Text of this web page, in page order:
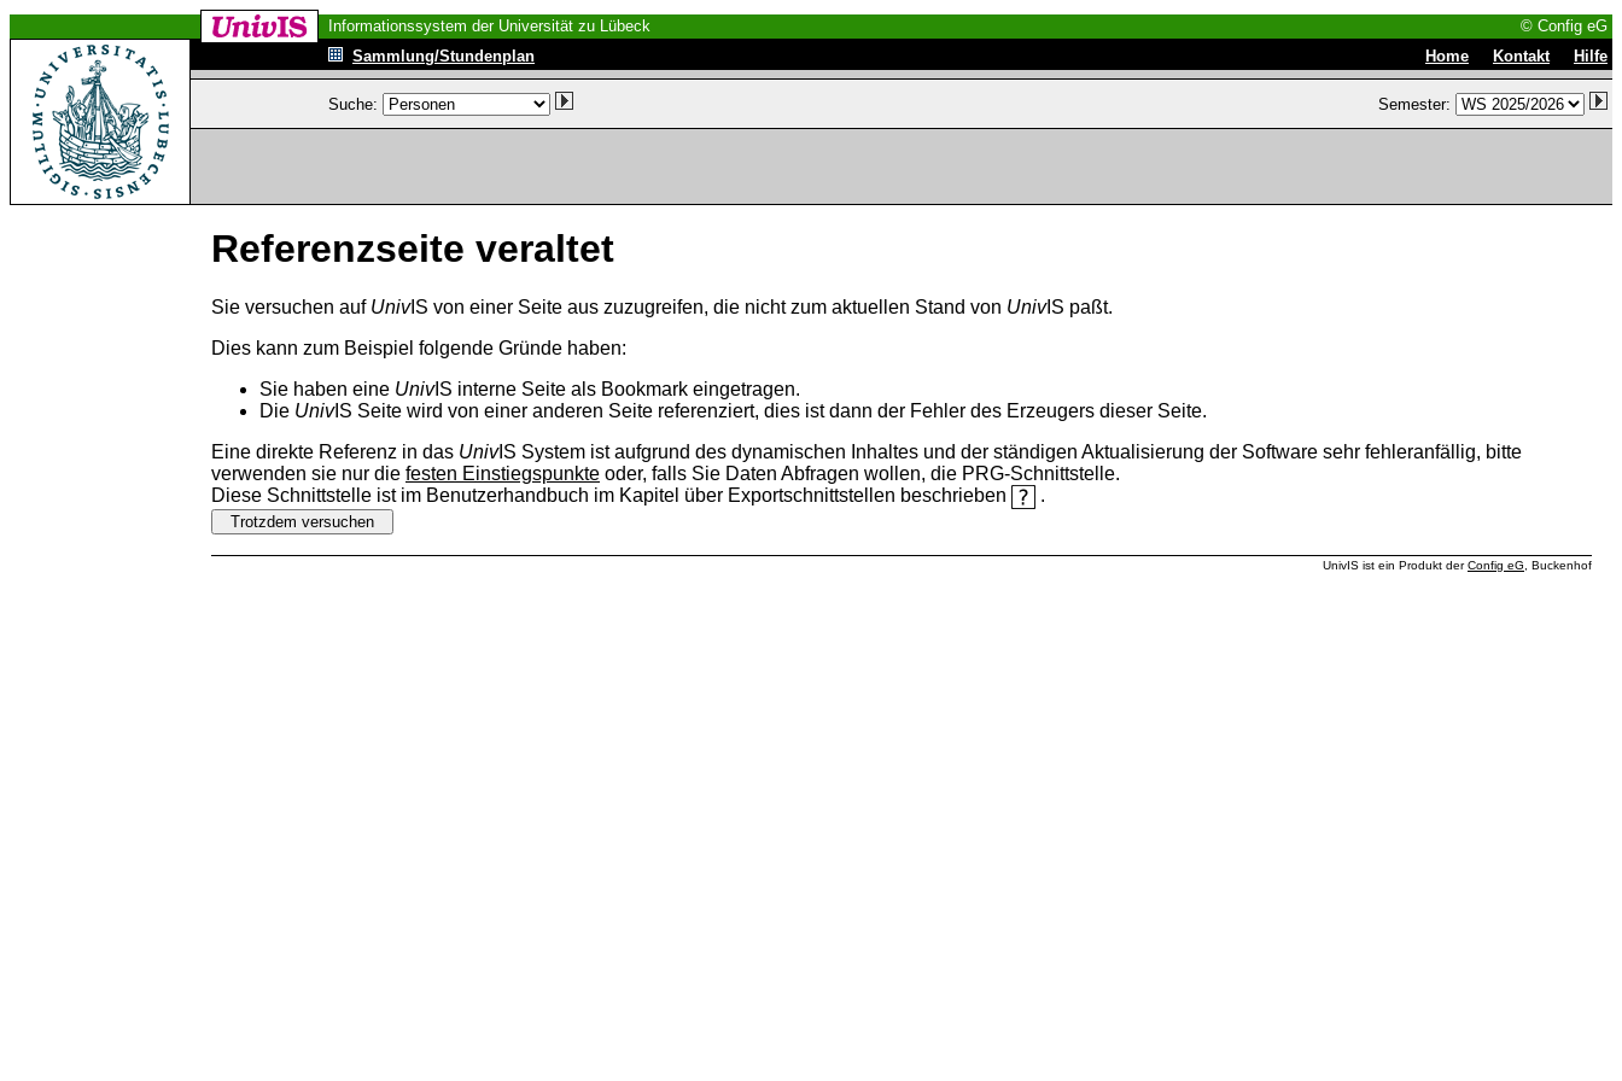
Informationssystem der Universität zu Lübeck
© Config eG
Sammlung/Stundenplan
Home Kontakt Hilfe
Suche: Semester:
Referenzseite veraltet
Sie versuchen auf UnivIS von einer Seite aus zuzugreifen, die nicht zum aktuellen Stand von UnivIS paßt.
Dies kann zum Beispiel folgende Gründe haben:
Sie haben eine UnivIS interne Seite als Bookmark eingetragen.
Die UnivIS Seite wird von einer anderen Seite referenziert, dies ist dann der Fehler des Erzeugers dieser Seite.
Eine direkte Referenz in das UnivIS System ist aufgrund des dynamischen Inhaltes und der ständigen Aktualisierung der Software sehr fehleranfällig, bitte
verwenden sie nur die festen Einstiegspunkte oder, falls Sie Daten Abfragen wollen, die PRG-Schnittstelle.
Diese Schnittstelle ist im Benutzerhandbuch im Kapitel über Exportschnittstellen beschrieben
.
UnivIS ist ein Produkt derConfig eG , Buckenhof